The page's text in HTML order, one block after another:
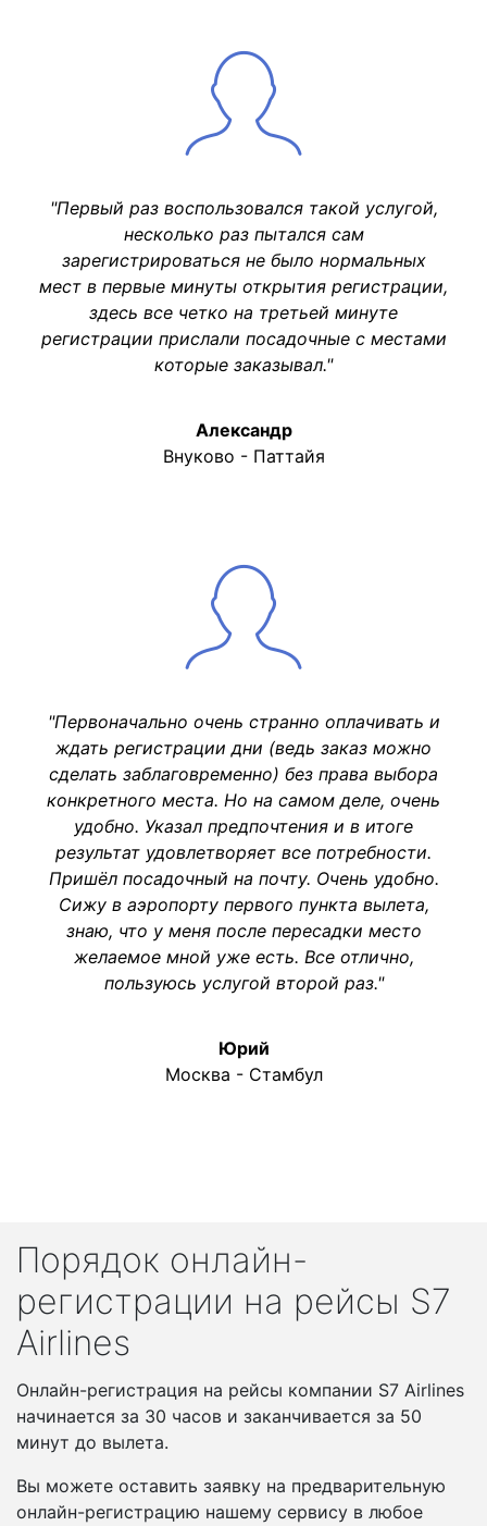
"Первый раз воспользовался такой услугой,
несколько раз пытался сам
зарегистрироваться не было нормальных
мест в первые минуты открытия регистрации,
здесь все четко на третьей минуте
регистрации прислали посадочные с местами
которые заказывал."
Александр
Внуково - Паттайя
"Первоначально очень странно оплачивать и
ждать регистрации дни (ведь заказ можно
сделать заблаговременно) без права выбора
конкретного места. Но на самом деле, очень
удобно. Указал предпочтения и в итоге
результат удовлетворяет все потребности.
Пришёл посадочный на почту. Очень удобно.
Сижу в аэропорту первого пункта вылета,
знаю, что у меня после пересадки место
желаемое мной уже есть. Все отлично,
пользуюсь услугой второй раз."
Юрий
Москва - Стамбул
Порядок онлайн-
регистрации на рейсы S7
Airlines
Онлайн-регистрация на рейсы компании S7 Airlines
начинается за 30 часов и заканчивается за 50
минут до вылета.
Вы можете оставить заявку на предварительную
онлайн-регистрацию нашему сервису в любое